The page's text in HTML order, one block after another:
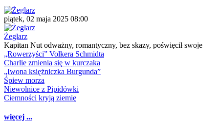
piątek, 02 maja 2025 08:00
Żeglarz
Kapitan Nut odważny, romantyczny, bez skazy, poświęcił swoje
„Rowerzyści” Volkera Schmidta
Charlie zmienia się w kurczaka
„Iwona księżniczka Burgunda”
Śpiew morza
Niewolnice z Pipidówki
Ciemności kryją ziemię
więcej ...